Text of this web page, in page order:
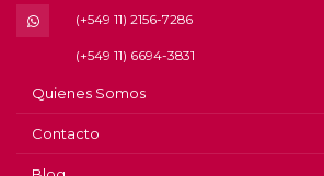
(+549 11) 2156-7286
(+549 11) 6694-3831
Quienes Somos
Contacto